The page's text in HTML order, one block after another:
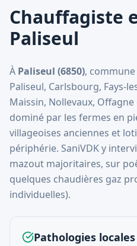
Chauffagiste
Paliseul
À Paliseul (6850),
Paliseul, Carlsbourg, Fays-
Maissin, Nollevaux,
dominé par les fermes en
villageoises anciennes et
périphérie. SaniVDK y
mazout majoritaires, sur
quelques chaudières gaz
individuelles).
Pathologies locales